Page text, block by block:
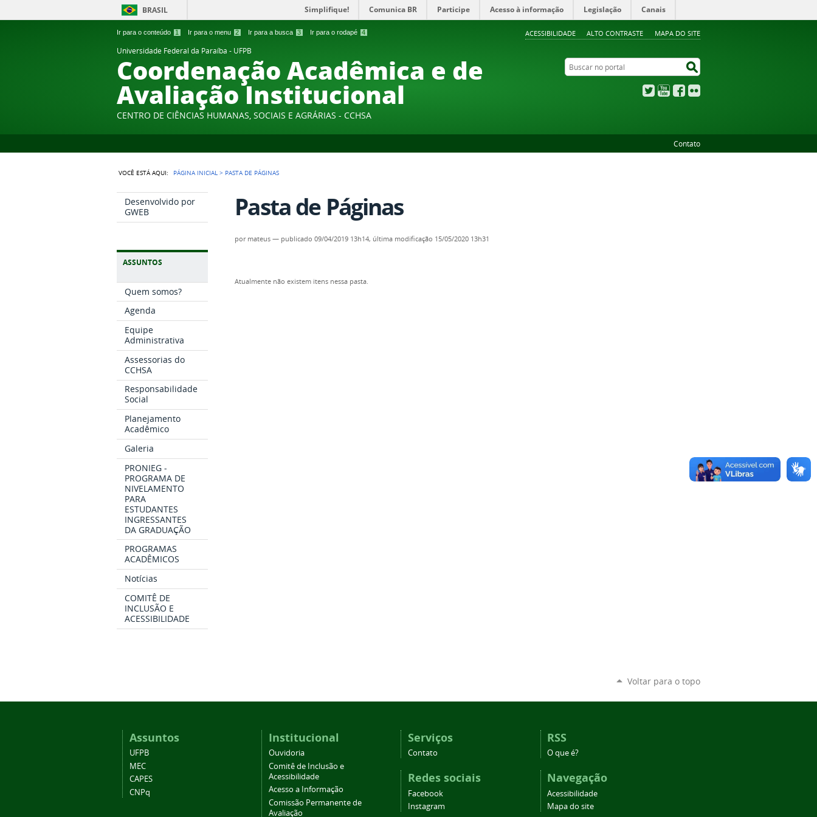
Ir para o conteúdo 1 Ir para o menu 2 Ir para a busca 3 Ir para o rodapé 4 ACESSIBILIDADE ALTO CONTRASTE MAPA DO SITE
BRASIL Simplifique! Comunica BR Participe Acesso à informação Legislação Canais
Universidade Federal da Paraíba - UFPB
Coordenação Acadêmica e de
Avaliação Institucional
CENTRO DE CIÊNCIAS HUMANAS, SOCIAIS E AGRÁRIAS - CCHSA
Buscar no portal
TwitterYouTubeFacebook
Contato
VOCÊ ESTÁ AQUI: PÁGINA INICIAL > PASTA DE PÁGINAS
Desenvolvido por
GWEB
ASSUNTOS
Quem somos?
Agenda
Equipe
Administrativa
Assessorias do
CCHSA
Responsabilidade
Social
Planejamento
Acadêmico
Galeria
PRONIEG -
PROGRAMA DE
NIVELAMENTO
PARA
ESTUDANTES
INGRESSANTES
DA GRADUAÇÃO
PROGRAMAS
ACADÊMICOS
Notícias
COMITÊ DE
INCLUSÃO E
ACESSIBILIDADE
Pasta de Páginas
por mateus — publicado 09/04/2019 13h14, última modificação 15/05/2020 13h31
Atualmente não existem itens nessa pasta.
Voltar para o topo
Assuntos
UFPB
MEC
CAPES
CNPq
Institucional
Ouvidoria
Comitê de Inclusão e
Acessibilidade
Acesso a Informação
Comissão Permanente de
Avaliação
Serviços
Contato
Redes sociais
Facebook
Instagram
RSS
O que é?
Navegação
Acessibilidade
Mapa do site